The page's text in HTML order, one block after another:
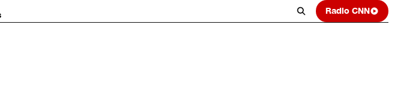
Radio CNN